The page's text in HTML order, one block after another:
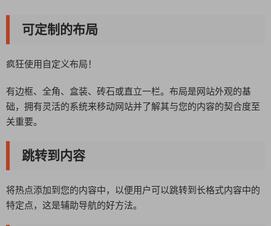
可定制的布局
疯狂使用自定义布局！
有边框、全角、盒装、砖石或直立一栏。布局是网站外观的基
础，拥有灵活的系统来移动网站并了解其与您的内容的契合度至
关重要。
跳转到内容
将热点添加到您的内容中，以便用户可以跳转到长格式内容中的
特定点，这是辅助导航的好方法。